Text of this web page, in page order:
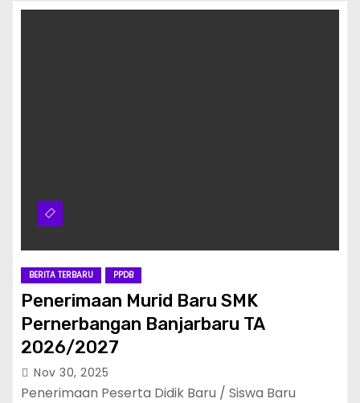
BERITA TERBARU PPDB
Penerimaan Murid Baru SMK
Pernerbangan Banjarbaru TA
2026/2027
Nov 30, 2025
Penerimaan Peserta Didik Baru / Siswa Baru